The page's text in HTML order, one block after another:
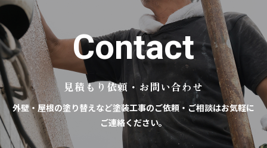
Contact
見積もり依頼・お問い合わせ
外壁・屋根の塗り替えなど塗装工事のご依頼・ご相談はお気軽に
ご連絡ください。